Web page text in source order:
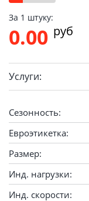
За 1 штуку:
0.00 pуб
Услуги:
Сезонность:
Евроэтикетка:
Размер:
Инд. нагрузки:
Инд. скорости: